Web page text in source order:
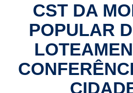
CST DA
POPULAR